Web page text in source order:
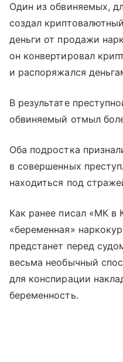
Один из обвиняемых,
создал
деньги от продажи
он конвертировал
и распоряжался
В результате
обвиняемый отмыл
Оба подростка
в совершенных
находиться под
Как ранее писал «МК в
«беременная»
предстанет перед
весьма необычный
для конспирации
беременность.